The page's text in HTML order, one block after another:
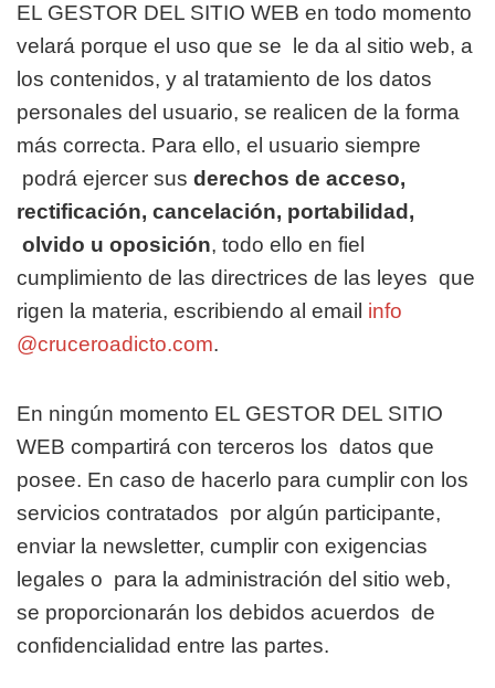
EL GESTOR DEL SITIO WEB en todo momento
velará porque el uso que se
le da al sitio web, a
los contenidos, y al tratamiento de los datos
personales del usuario, se realicen de la forma
más correcta. Para ello, el usuario siempre
podrá ejercer sus derechos de acceso,
rectificación, cancelación, portabilidad,
olvido u oposición, todo ello en fiel
cumplimiento de las directrices de las leyes que
rigen la materia, escribiendo al email info
@cruceroadicto.com.
En ningún momento EL GESTOR DEL SITIO
WEB compartirá con terceros los datos que
posee. En caso de hacerlo para cumplir con los
servicios contratados por algún participante,
enviar la newsletter, cumplir con exigencias
legales o para la administración del sitio web,
se proporcionarán los debidos acuerdos de
confidencialidad entre las partes.